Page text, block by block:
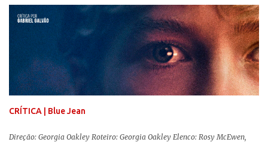
sempre importante levarmos em conta quem assina e qual a função social
da obra. O cinema brasileiro é celeiro de grandes documentaristas, muitos
deles mundialmente reconhecidos. Pensando na variedade de estilos e
estéticas de se fazer documentários, selecionei 5 produções tupiniquins do
gênero que, para mim, são indispensáveis: ▼ Cabra Marcado para Morrer
(1984) , de Eduardo Coutinho Em 1964, devido ao golpe militar, Eduardo
Coutinho (Edifício Master) teve que abandonar as filmagens do
documentário sobre o assassinato do líder camponês Joã...
CRÍTICA | Blue Jean
Direção: Georgia Oakley Roteiro: Georgia Oakley Elenco: Rosy McEwen,